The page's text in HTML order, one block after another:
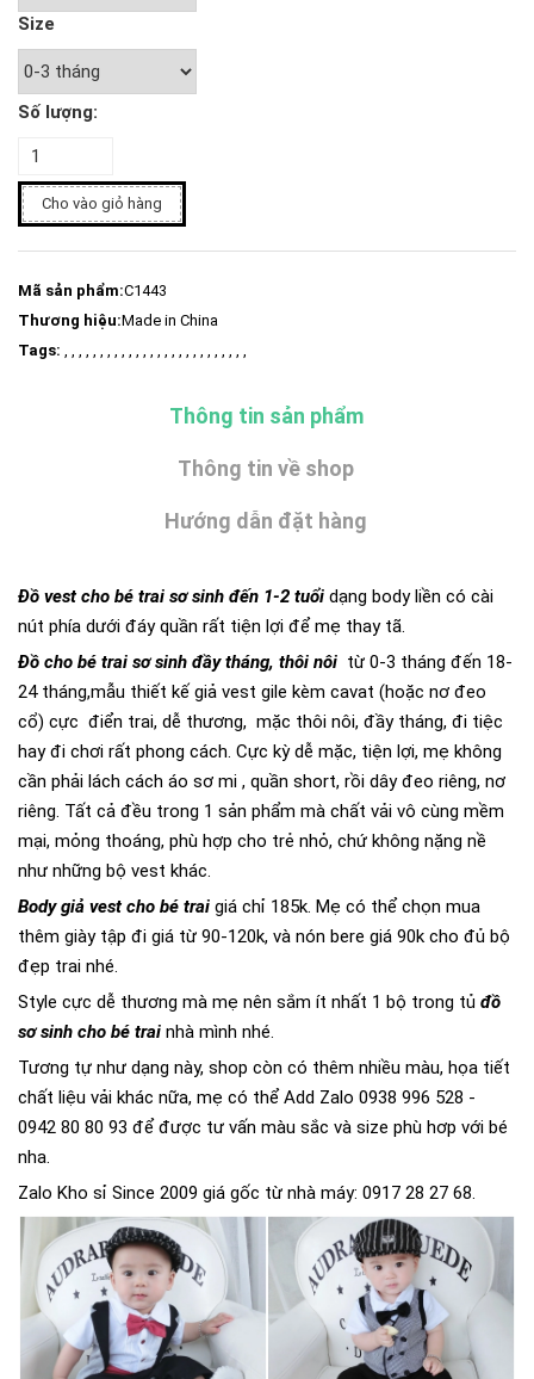
Size
Số lượng:
Cho vào giỏ hàng
Mã sản phẩm:C1443
Thương hiệu:Made in China
Tags: , , , , , , , , , , , , , , , , , , , , , , , , , ,
Thông tin sản phẩm
Thông tin về shop
Hướng dẫn đặt hàng
Đồ vest cho bé trai sơ sinh đến 1-2 tuổi dạng body liền có cài
nút phía dưới đáy quần rất tiện lợi để mẹ thay tã.
Đồ cho bé trai sơ sinh đầy tháng, thôi nôi từ 0-3 tháng đến 18-
24 tháng,mẫu thiết kế giả vest gile kèm cavat (hoặc nơ đeo
cổ) cực điển trai, dễ thương, mặc thôi nôi, đầy tháng, đi tiệc
hay đi chơi rất phong cách. Cực kỳ dễ mặc, tiện lợi, mẹ không
cần phải lách cách áo sơ mi , quần short, rồi dây đeo riêng, nơ
riêng. Tất cả đều trong 1 sản phẩm mà chất vải vô cùng mềm
mại, mỏng thoáng, phù hợp cho trẻ nhỏ, chứ không nặng nề
như những bộ vest khác.
Body giả vest cho bé trai giá chỉ 185k. Mẹ có thể chọn mua
thêm giày tập đi giá từ 90-120k, và nón bere giá 90k cho đủ bộ
đẹp trai nhé.
Style cực dễ thương mà mẹ nên sắm ít nhất 1 bộ trong tủ đồ
sơ sinh cho bé trai nhà mình nhé.
Tương tự như dạng này, shop còn có thêm nhiều màu, họa tiết
chất liệu vải khác nữa, mẹ có thể Add Zalo 0938 996 528 -
0942 80 80 93 để được tư vấn màu sắc và size phù hơp với bé
nha.
Zalo Kho sỉ Since 2009 giá gốc từ nhà máy: 0917 28 27 68.